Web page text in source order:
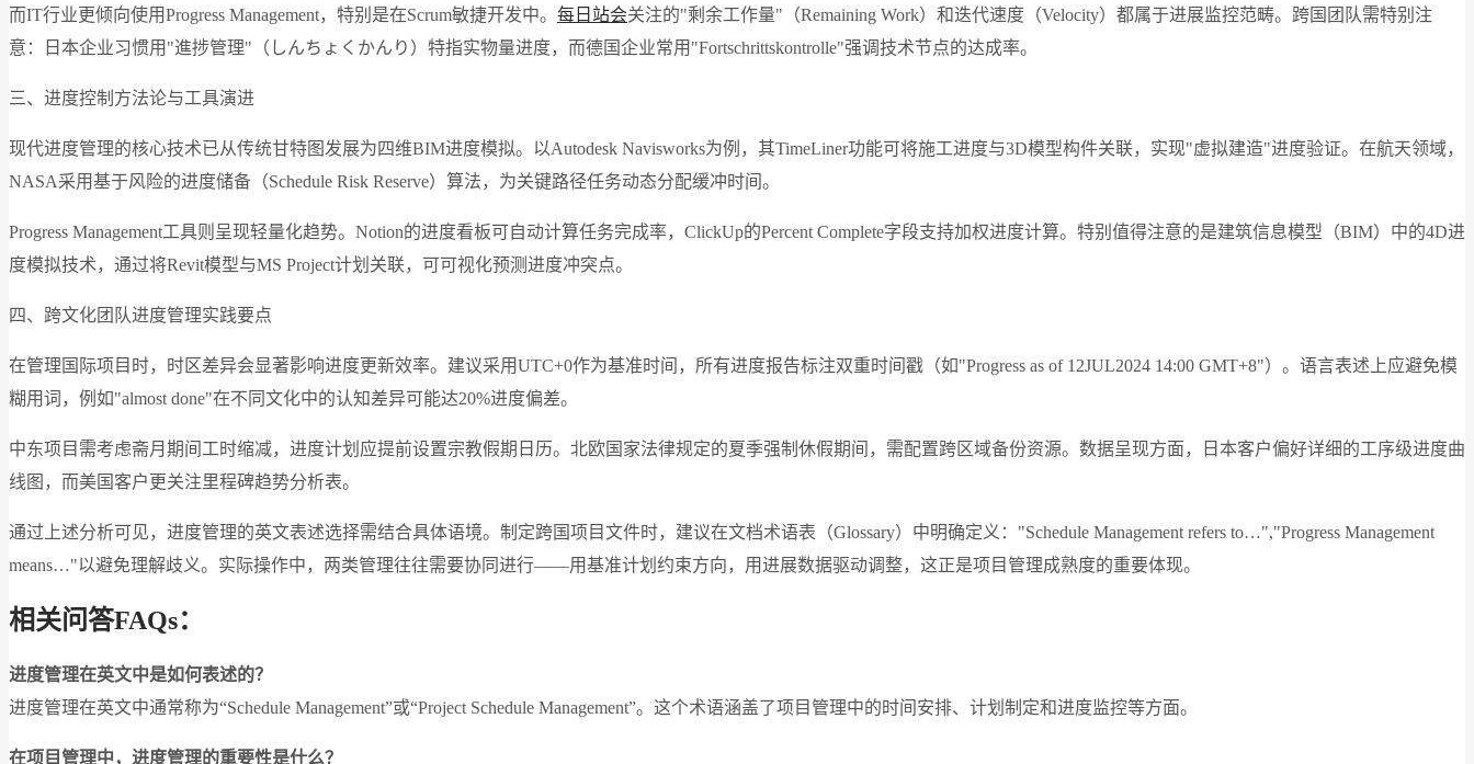
而IT行业更倾向使用Progress Management，特别是在Scrum敏捷开发中。 每日站会关注的"剩余工作量"（Remaining Work）和迭代速度（Velocity）都属于进展监控范畴。跨国团队需特别注
意：日本企业习惯用"進捗管理"（しんちょくかんり）特指实物量进度，而德国企业常用"Fortschrittskontrolle"强调技术节点的达成率。
三、进度控制方法论与工具演进
现代进度管理的核心技术已从传统甘特图发展为四维BIM进度模拟。以Autodesk Navisworks为例，其TimeLiner功能可将施工进度与3D模型构件关联，实现"虚拟建造"进度验证。在航天领域，
NASA采用基于风险的进度储备（Schedule Risk Reserve）算法，为关键路径任务动态分配缓冲时间。
Progress Management工具则呈现轻量化趋势。Notion的进度看板可自动计算任务完成率，ClickUp的Percent Complete字段支持加权进度计算。特别值得注意的是建筑信息模型（BIM）中的4D进
度模拟技术，通过将Revit模型与MS Project计划关联，可可视化预测进度冲突点。
四、跨文化团队进度管理实践要点
在管理国际项目时，时区差异会显著影响进度更新效率。建议采用UTC+0作为基准时间，所有进度报告标注双重时间戳（如"Progress as of 12JUL2024 14:00 GMT+8"）。语言表述上应避免模
糊用词，例如"almost done"在不同文化中的认知差异可能达20%进度偏差。
中东项目需考虑斋月期间工时缩减，进度计划应提前设置宗教假期日历。北欧国家法律规定的夏季强制休假期间，需配置跨区域备份资源。数据呈现方面，日本客户偏好详细的工序级进度曲
线图，而美国客户更关注里程碑趋势分析表。
通过上述分析可见，进度管理的英文表述选择需结合具体语境。制定跨国项目文件时，建议在文档术语表（Glossary）中明确定义："Schedule Management refers to…","Progress Management
means…"以避免理解歧义。实际操作中，两类管理往往需要协同进行——用基准计划约束方向，用进展数据驱动调整，这正是项目管理成熟度的重要体现。
相关问答FAQs：
进度管理在英文中是如何表述的？
进度管理在英文中通常称为“Schedule Management”或“Project Schedule Management”。这个术语涵盖了项目管理中的时间安排、计划制定和进度监控等方面。
在项目管理中，进度管理的重要性是什么？